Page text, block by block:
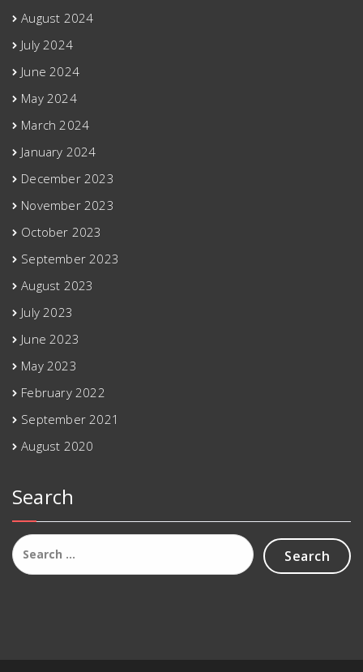
August 2024
July 2024
June 2024
May 2024
March 2024
January 2024
December 2023
November 2023
October 2023
September 2023
August 2023
July 2023
June 2023
May 2023
February 2022
September 2021
August 2020
Search
Search
for: